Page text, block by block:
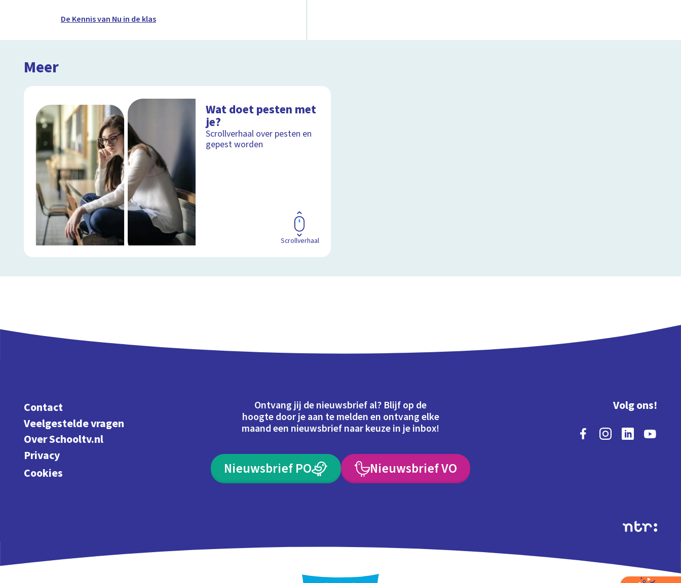
De Kennis van Nu in de klas
Meer
Wat doet pesten met
je?
Scrollverhaal over pesten en
gepest worden
Scrollverhaal
Contact
Veelgestelde vragen
Over Schooltv.nl
Privacy
Cookies
Ontvang jij de nieuwsbrief al? Blijf op de
hoogte door je aan te melden en ontvang elke
maand een nieuwsbrief naar keuze in je inbox!
Nieuwsbrief PO Nieuwsbrief VO
Volg ons!